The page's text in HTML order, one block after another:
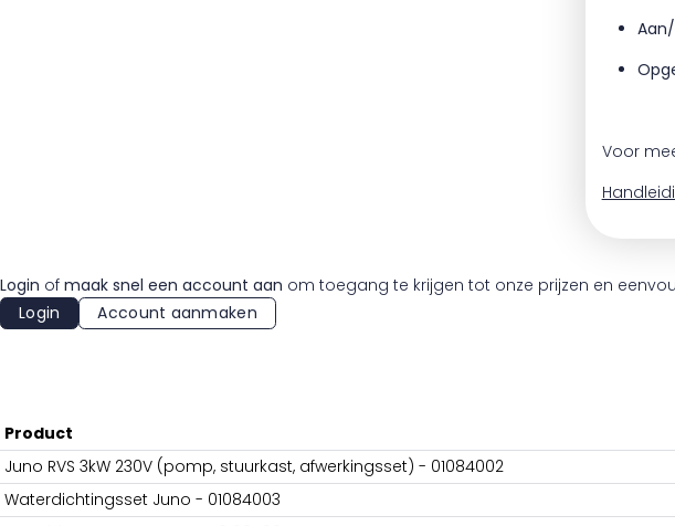
Voor
Login of maak snel een account aan om toegang te krijgen tot onze prijzen en
Login
Account aanmaken
Product
Juno RVS 3kW 230V (pomp, stuurkast, afwerkingsset) - 01084002
Waterdichtingsset Juno - 01084003